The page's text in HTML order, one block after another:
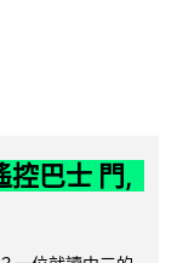
控巴士 門,